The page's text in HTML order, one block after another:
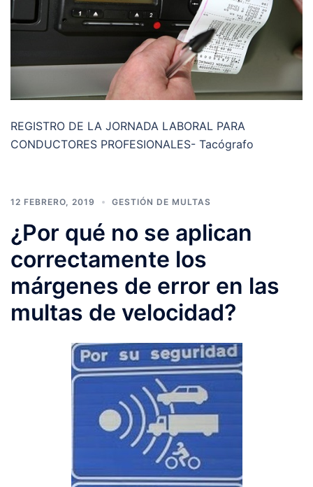
REGISTRO DE LA JORNADA LABORAL PARA
CONDUCTORES PROFESIONALES- Tacógrafo
12 FEBRERO, 2019 GESTIÓN DE MULTAS
¿Por qué no se aplican
correctamente los
márgenes de error en las
multas de velocidad?